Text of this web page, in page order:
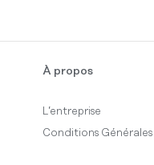
À propos
L’entreprise
Conditions